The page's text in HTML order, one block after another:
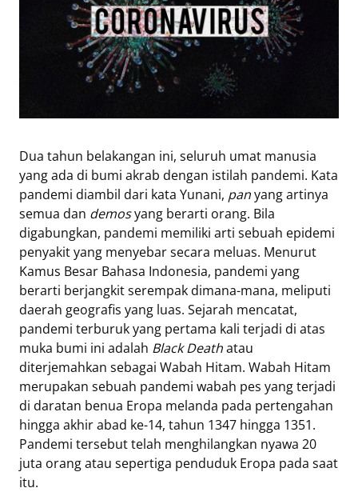
Dua tahun belakangan ini, seluruh umat manusia
yang ada di bumi akrab dengan istilah pandemi. Kata
pandemi diambil dari kata Yunani, panyang artinya
semua dan demosyang berarti orang. Bila
digabungkan, pandemi memiliki arti sebuah epidemi
penyakit yang menyebar secara meluas. Menurut
Kamus Besar Bahasa Indonesia, pandemi yang
berarti berjangkit serempak dimana-mana, meliputi
daerah geografis yang luas. Sejarah mencatat,
pandemi terburuk yang pertama kali terjadi di atas
muka bumi ini adalah Black Deathatau
diterjemahkan sebagai Wabah Hitam. Wabah Hitam
merupakan sebuah pandemi wabah pes yang terjadi
di daratan benua Eropa melanda pada pertengahan
hingga akhir abad ke-14, tahun 1347 hingga 1351.
Pandemi tersebut telah menghilangkan nyawa 20
juta orang atau sepertiga penduduk Eropa pada saat
itu.
Republika
ID
ihram.republika.co.id
rejabar.republika.co.id
repjogja.republika.co.id
Republika
IQRA
Tentang
Retizen
Do's
and
Dont's
Rules